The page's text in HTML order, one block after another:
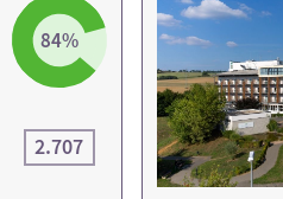
84%
2.707